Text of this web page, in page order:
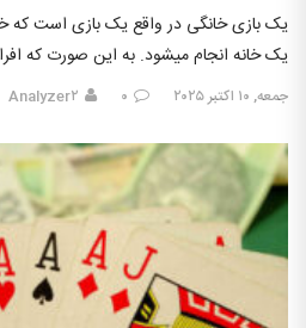
یک بازی خانگی در واقع یک بازی است که
یک خانه انجام میشود. به این صورت که
جمعه, ۱۰ اکتبر ۲۰۲۵ ۰ Analyzer۲